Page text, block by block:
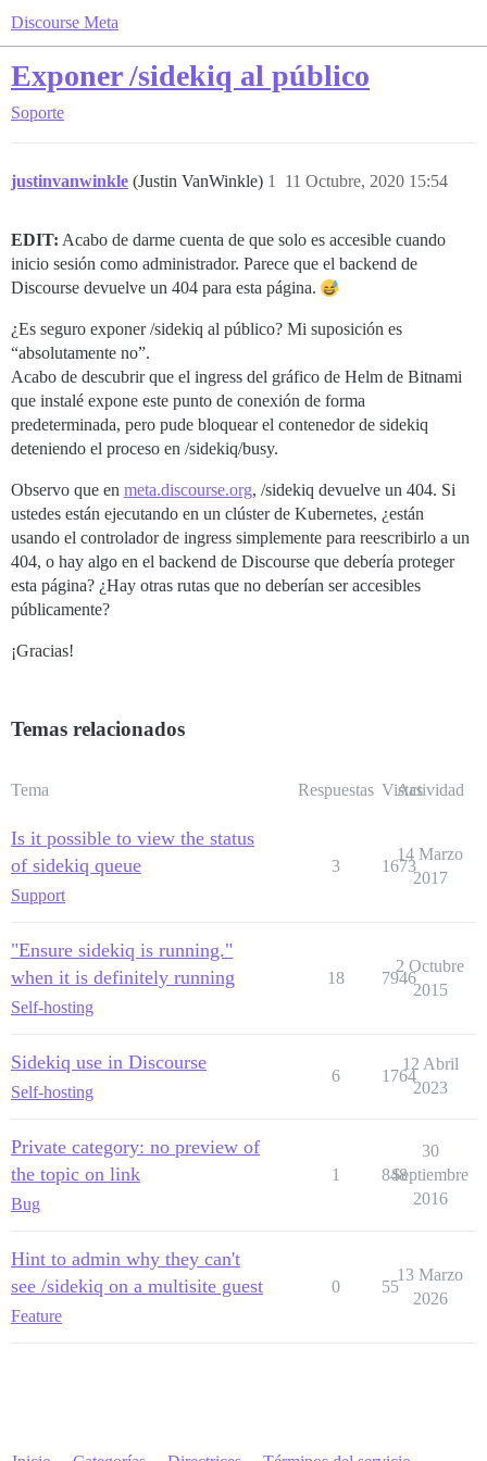
Discourse Meta
Exponer /sidekiq al público
Soporte
justinvanwinkle (Justin VanWinkle) 11 Octubre, 2020 15:54
1
EDIT: Acabo de darme cuenta de que solo es accesible cuando
inicio sesión como administrador. Parece que el backend de
Discourse devuelve un 404 para esta página.
¿Es seguro exponer /sidekiq al público? Mi suposición es
“absolutamente no”.
Acabo de descubrir que el ingress del gráfico de Helm de Bitnami
que instalé expone este punto de conexión de forma
predeterminada, pero pude bloquear el contenedor de sidekiq
deteniendo el proceso en /sidekiq/busy.
Observo que en meta.discourse.org, /sidekiq devuelve un 404. Si
ustedes están ejecutando en un clúster de Kubernetes, ¿están
usando el controlador de ingress simplemente para reescribirlo a un
404, o hay algo en el backend de Discourse que debería proteger
esta página? ¿Hay otras rutas que no deberían ser accesibles
públicamente?
¡Gracias!
Temas relacionados
Tema Respuestas Vistas
Actividad
Is it possible to view the status
of sidekiq queue
Support
3 1673
14 Marzo
2017
"Ensure sidekiq is running."
when it is definitely running
Self-hosting
18 7946
2 Octubre
2015
Sidekiq use in Discourse
Self-hosting
6 1764
12 Abril
2023
Private category: no preview of
the topic on link
Bug
1 848
30
Septiembre
2016
Hint to admin why they can't
see /sidekiq on a multisite guest
Feature
0 55
13 Marzo
2026